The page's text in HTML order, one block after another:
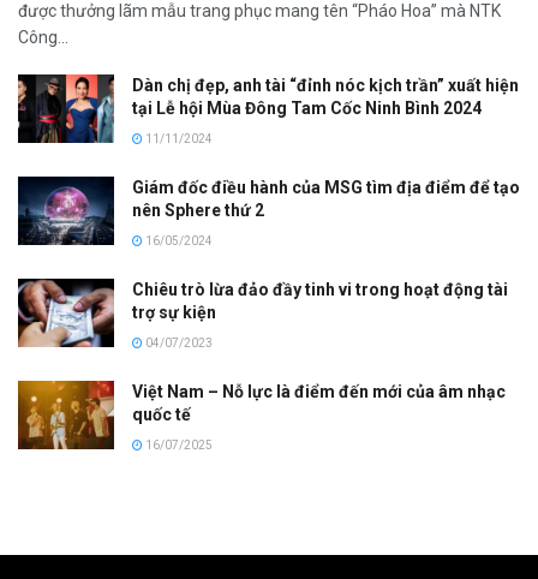
được thưởng lãm mẫu trang phục mang tên “Pháo Hoa” mà NTK
Công...
Dàn chị đẹp, anh tài “đỉnh nóc kịch trần” xuất hiện
tại Lễ hội Mùa Đông Tam Cốc Ninh Bình 2024
11/11/2024
Giám đốc điều hành của MSG tìm địa điểm để tạo
nên Sphere thứ 2
16/05/2024
Chiêu trò lừa đảo đầy tinh vi trong hoạt động tài
trợ sự kiện
04/07/2023
Việt Nam – Nỗ lực là điểm đến mới của âm nhạc
quốc tế
16/07/2025